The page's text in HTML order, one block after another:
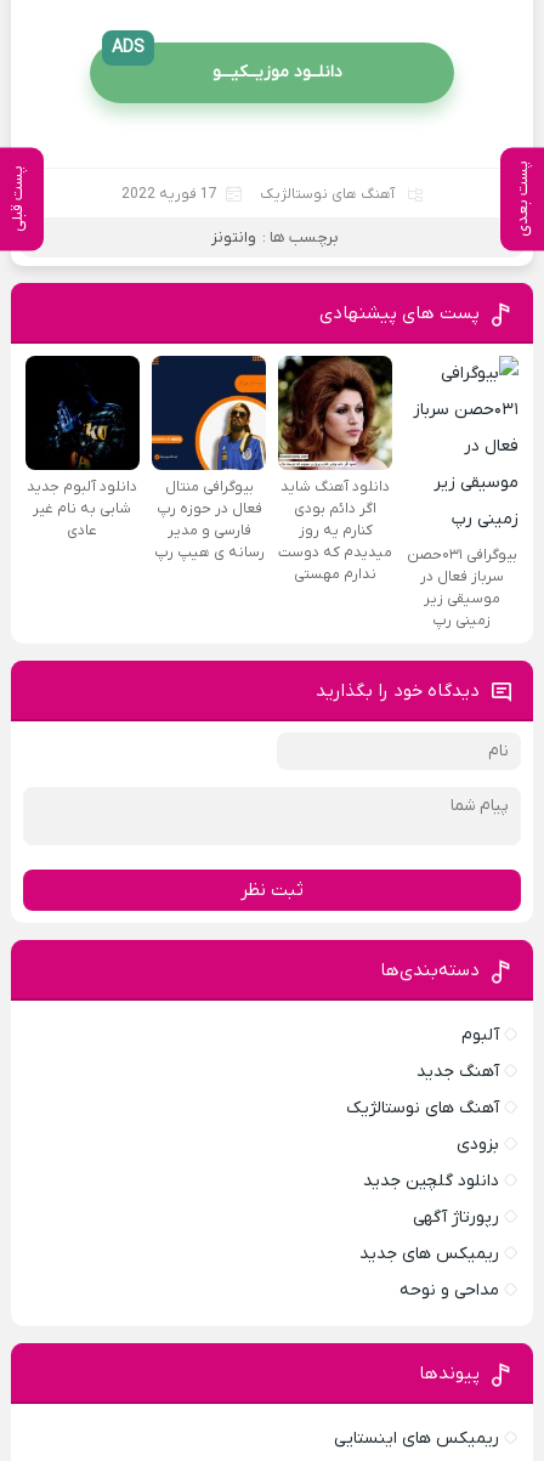
پست بعدی پست قبلی
دانلــود موزیــکیـــو
ADS
آهنگ های نوستالژیک 17 فوریه 2022
برچسب ها : وانتونز
پست های پیشنهادی
بیوگرافی ۰۳۱حصن
سرباز فعال در
موسیقی زیر
زمینی رپ
دانلود آهنگ شاید
اگر دائم بودی
کنارم یه روز
میدیدم که دوست
ندارم مهستی
بیوگرافی منتال
فعال در حوزه رپ
فارسی و مدیر
رسانه ی هیپ رپ
دانلود آلبوم جدید
شابی به نام غیر
عادی
دیدگاه خود را بگذارید
ثبت نظر
دسته‌بندی‌ها
آلبوم
آهنگ جدید
آهنگ های نوستالژیک
بزودی
دانلود گلچین جدید
رپورتاژ آگهی
ریمیکس های جدید
مداحی و نوحه
پیوندها
ریمیکس های اینستایی